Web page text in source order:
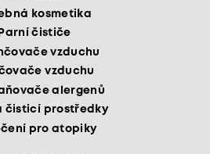
kosmetika
Parní čističe
vzduchu
vzduchu
alergenů
čisticí prostředky
pro atopiky